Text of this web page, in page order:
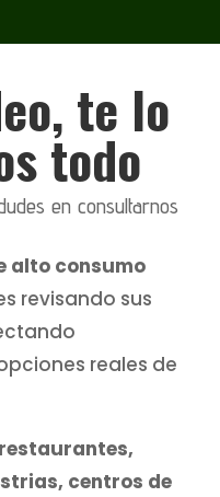
te lo
todo
en consultarnos
alto consumo
revisando sus
reales de
centros de